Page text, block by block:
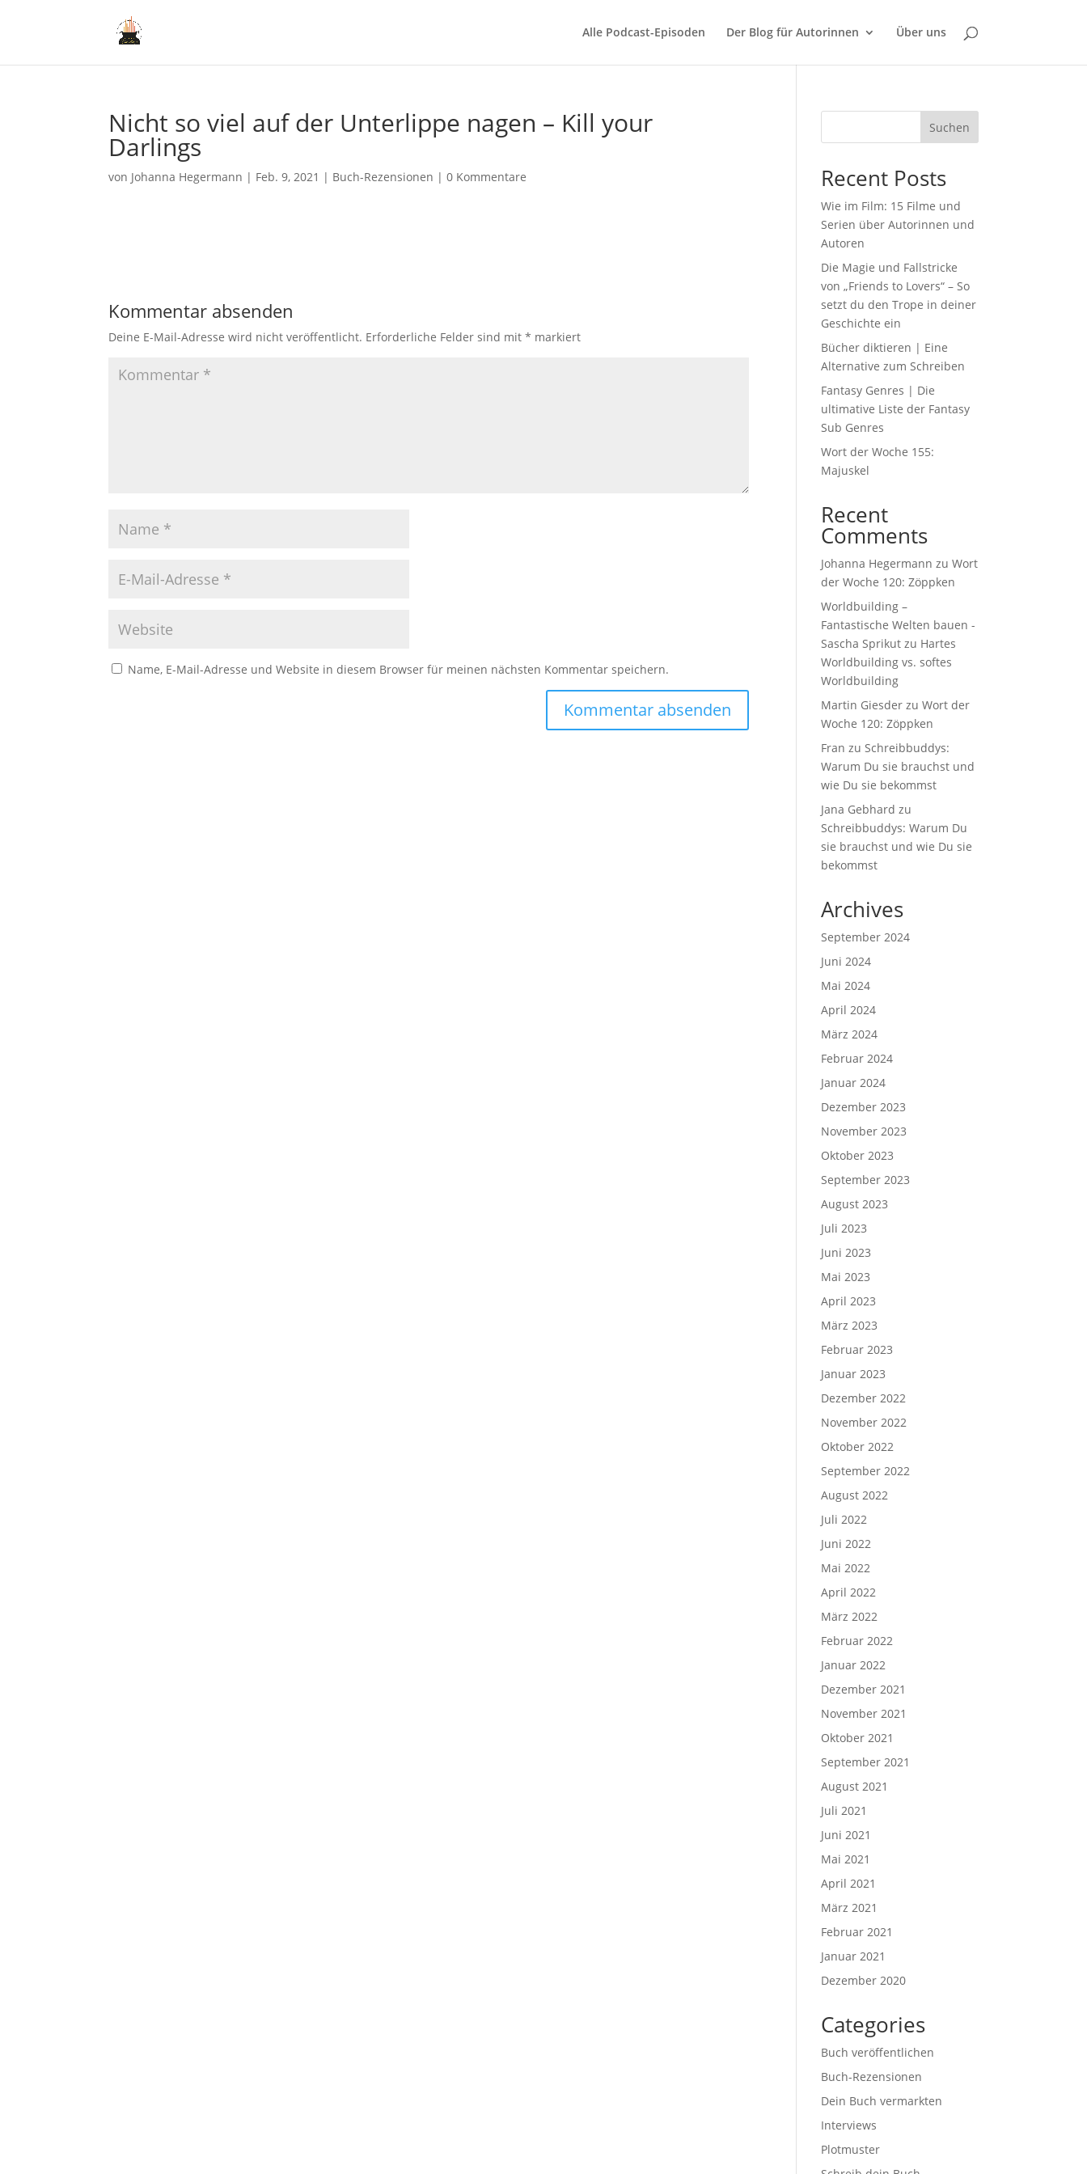
Alle Podcast-Episoden Der Blog für Autorinnen Über uns
Nicht so viel auf der Unterlippe nagen – Kill your
Darlings
von Johanna Hegermann | Feb. 9, 2021 | Buch-Rezensionen |0 Kommentare
Kommentar absenden
Deine E-Mail-Adresse wird nicht veröffentlicht. Erforderliche Felder sind mit* markiert
Name, E-Mail-Adresse und Website in diesem Browser für meinen nächsten Kommentar speichern.
Suchen
Recent Posts
Wie im Film: 15 Filme und
Serien über Autorinnen und
Autoren
Die Magie und Fallstricke
von „Friends to Lovers“ – So
setzt du den Trope in deiner
Geschichte ein
Bücher diktieren | Eine
Alternative zum Schreiben
Fantasy Genres | Die
ultimative Liste der Fantasy
Sub Genres
Wort der Woche 155:
Majuskel
Recent
Comments
Johanna Hegermann zuWort
der Woche 120: Zöppken
Worldbuilding –
Fantastische Welten bauen -
Sascha Sprikut zu Hartes
Worldbuilding vs. softes
Worldbuilding
Martin Giesder zuWort der
Woche 120: Zöppken
Fran zuSchreibbuddys:
Warum Du sie brauchst und
wie Du sie bekommst
Jana Gebhard zu
Schreibbuddys: Warum Du
sie brauchst und wie Du sie
bekommst
Archives
September 2024
Juni 2024
Mai 2024
April 2024
März 2024
Februar 2024
Januar 2024
Dezember 2023
November 2023
Oktober 2023
September 2023
August 2023
Juli 2023
Juni 2023
Mai 2023
April 2023
März 2023
Februar 2023
Januar 2023
Dezember 2022
November 2022
Oktober 2022
September 2022
August 2022
Juli 2022
Juni 2022
Mai 2022
April 2022
März 2022
Februar 2022
Januar 2022
Dezember 2021
November 2021
Oktober 2021
September 2021
August 2021
Juli 2021
Juni 2021
Mai 2021
April 2021
März 2021
Februar 2021
Januar 2021
Dezember 2020
Categories
Buch veröffentlichen
Buch-Rezensionen
Dein Buch vermarkten
Interviews
Plotmuster